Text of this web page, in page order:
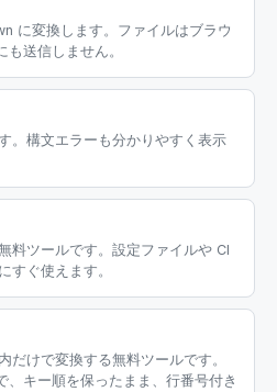
に変換します。ファイルはブラウ
送信しません。
。構文エラーも分かりやすく表示
料ツールです。設定ファイルや CI
すぐ使えます。
だけで変換する無料ツールです。
、キー順を保ったまま、行番号付き